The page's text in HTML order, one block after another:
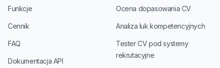
Funkcje
Cennik
FAQ
Dokumentacja API
Ocena dopasowania CV
Analiza luk kompetencyjnych
Tester CV pod systemy
rekrutacyjne